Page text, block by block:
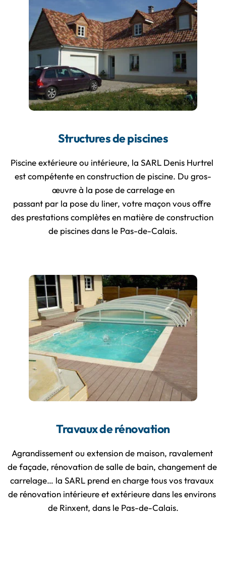
Structures de piscines
Piscine extérieure ou intérieure, la SARL Denis Hurtrel
est compétente en construction de piscine. Du gros-
œuvre à la pose de carrelage en
passant par la pose du liner, votre maçon vous offre
des prestations complètes en matière de construction
de piscines dans le Pas-de-Calais.
Travaux de rénovation
Agrandissement ou extension de maison, ravalement
de façade, rénovation de salle de bain, changement de
carrelage… la SARL prend en charge tous vos travaux
de rénovation intérieure et extérieure dans les environs
de Rinxent, dans le Pas-de-Calais.